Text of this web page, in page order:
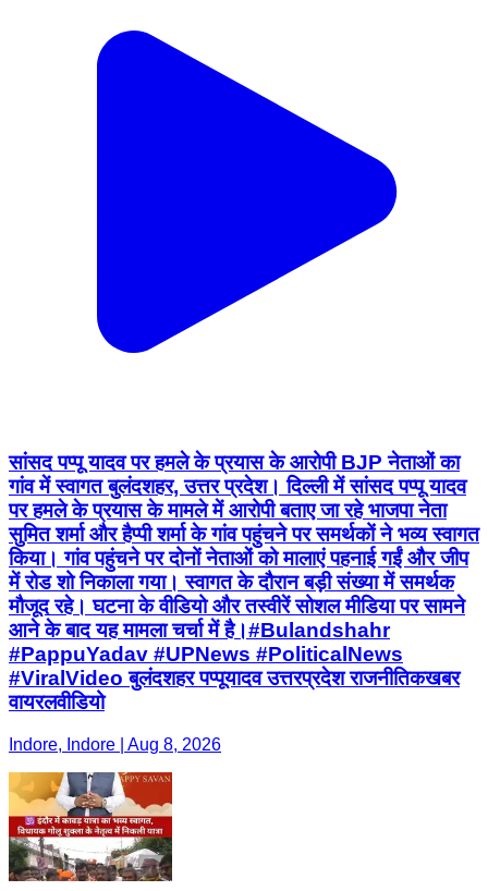
सांसद पप्पू यादव पर हमले के प्रयास के आरोपी BJP नेताओं का
गांव में स्वागत बुलंदशहर, उत्तर प्रदेश। दिल्ली में सांसद पप्पू यादव
पर हमले के प्रयास के मामले में आरोपी बताए जा रहे भाजपा नेता
सुमित शर्मा और हैप्पी शर्मा के गांव पहुंचने पर समर्थकों ने भव्य स्वागत
किया। गांव पहुंचने पर दोनों नेताओं को मालाएं पहनाई गईं और जीप
में रोड शो निकाला गया। स्वागत के दौरान बड़ी संख्या में समर्थक
मौजूद रहे। घटना के वीडियो और तस्वीरें सोशल मीडिया पर सामने
आने के बाद यह मामला चर्चा में है।#Bulandshahr
#PappuYadav #UPNews #PoliticalNews
#ViralVideo बुलंदशहर पप्पूयादव उत्तरप्रदेश राजनीतिकखबर
वायरलवीडियो
Indore, Indore | Aug 8, 2026